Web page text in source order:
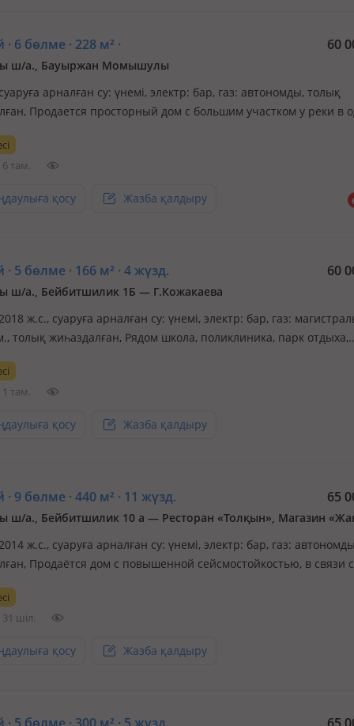
6 бөлме · 228 м² · 60
ш/а., Бауыржан Момышулы
арналған су: үнемі, электр: бар, газ: автономды, толық
Продается просторный дом с большим участком у реки в
отдыха на природе и реализации любых идей, этот
6 там.
қосу Жазба қалдыру
5 бөлме · 166 м² · 4 жүзд. 60
ш/а., Бейбитшилик 1Б — Г.Кожакаева
ж.с., суаруға арналған су: үнемі, электр: бар, газ:
толық жиһаздалған, Рядом школа, поликлиника, парк отдыха,
кулинария, рестораны. Экологически чистый
1 там.
қосу Жазба қалдыру
9 бөлме · 440 м² · 11 жүзд. 65
ш/а., Бейбитшилик 10 а — Ресторан «Толқын», Магазин
ж.с., суаруға арналған су: үнемі, электр: бар, газ:
Продаётся дом с повышенной сейсмостойкостью, в связи с
ремонт и проведена новая линия отопления), в 60 метрах
31 шіл.
қосу Жазба қалдыру